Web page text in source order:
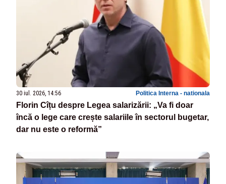
30 iul. 2026, 14:56 Politica Interna - nationala
Florin Cîțu despre Legea salarizării: „Va fi doar
încă o lege care crește salariile în sectorul bugetar,
dar nu este o reformă”